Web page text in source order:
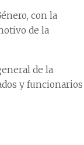
con la
de la
de la
y funcionarios